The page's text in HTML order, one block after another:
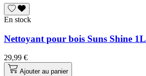
En stock
Nettoyant pour bois Suns Shine 1L
29,99 €
Ajouter au panier